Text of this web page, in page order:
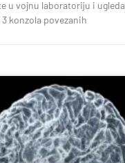
u vojnu laboratoriju i
konzola povezanih